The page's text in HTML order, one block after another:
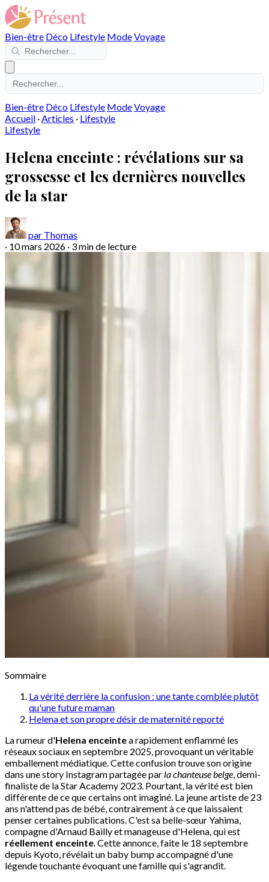
Bien-être Déco Lifestyle ModeVoyage
Bien-être Déco Lifestyle ModeVoyage
Accueil ·Articles · Lifestyle
Lifestyle
Helena enceinte : révélations sur sa
grossesse et les dernières nouvelles
de la star
par Thomas
· 10 mars 2026 · 3 min de lecture
Sommaire
La vérité derrière la confusion : une tante comblée plutôt
qu'une future maman
Helena et son propre désir de maternité reporté
La rumeur d'Helena enceintea rapidement enflammé les
réseaux sociaux en septembre 2025, provoquant un véritable
emballement médiatique. Cette confusion trouve son origine
dans une story Instagram partagée parla chanteuse belge, demi-
finaliste de la Star Academy 2023. Pourtant, la vérité est bien
différente de ce que certains ont imaginé. La jeune artiste de 23
ans n'attend pas de bébé, contrairement à ce que laissaient
penser certaines publications. C'est sa belle-sœur Yahima,
compagne d'Arnaud Bailly et manageuse d'Helena, qui est
réellement enceinte. Cette annonce, faite le 18 septembre
depuis Kyoto, révélait un baby bump accompagné d'une
légende touchante évoquant une famille qui s'agrandit.